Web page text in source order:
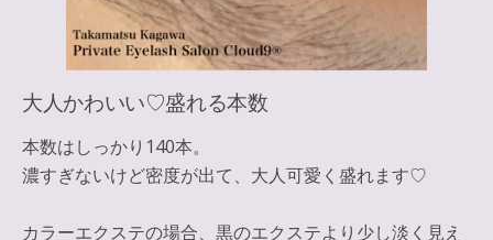
大人かわいい♡盛れる本数
本数はしっかり140本。
濃すぎないけど密度が出て、大人可愛く盛れます♡
カラーエクステの場合、黒のエクステより少し淡く見え